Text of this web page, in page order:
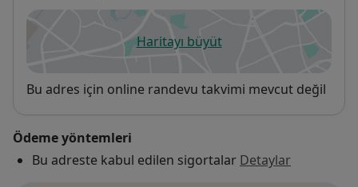
Haritayı büyütyeni bir sekmede açılır
Uygunluk
Bu adres için online randevu takvimi mevcut değil
Ödeme yöntemleri
Bu adreste kabul edilen sigortalar Detaylar